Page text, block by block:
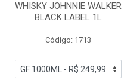
WHISKY JOHNNIE WALKER
BLACK LABEL 1L
Código: 1713